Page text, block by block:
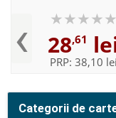
Categorii de
‹
Giordano
28,61
PRP: 38,10 lei